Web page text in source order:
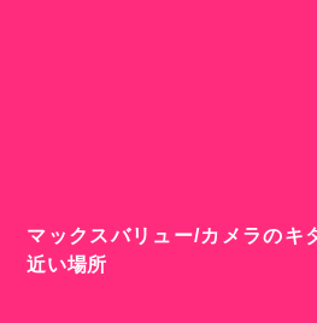
マックスバリュー/カメラのキ
近い場所